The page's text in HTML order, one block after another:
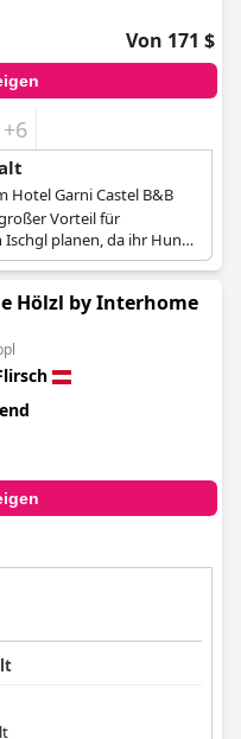
Von 171 $
+6
Hotel Garni Castel B&B
Vorteil für
Ischgl planen, da ihr Hund
kann.
Hölzl by Interhome